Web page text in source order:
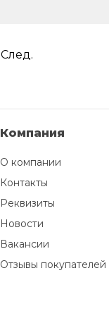
След.
Компания
О компании
Контакты
Реквизиты
Новости
Вакансии
Отзывы покупателей